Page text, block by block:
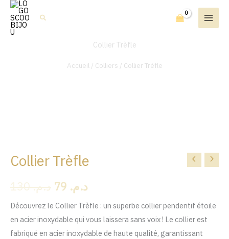
Aller
contenu
Rechercher
Collier Trèfle
Accueil/ Colliers / Collier Trèfle
Collier Trèfle
د.م.130
Le
prix
initial
était :
د.م.
Le
actuel
est :
Découvrez le Collier Trèfle : un superbe collier pendentif étoile
en acier inoxydable qui vous laissera sans voix ! Le collier est
fabriqué en acier inoxydable de haute qualité, garantissant
quantité
Collier
Trèfle